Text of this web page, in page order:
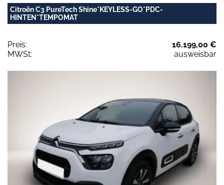
Citroën C3 PureTech Shine*KEYLESS-GO*PDC-
HINTEN*TEMPOMAT
Preis:
16.199,00 €
MWSt:
ausweisbar